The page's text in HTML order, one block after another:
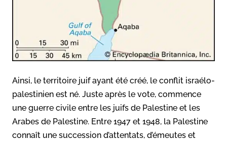
Ainsi, le territoire juif ayant été créé, le conflit israélo-
palestinien est né. Juste après le vote, commence
une guerre civile entre les juifs de Palestine et les
Arabes de Palestine. Entre 1947 et 1948, la Palestine
connaît une succession d’attentats, d’émeutes et